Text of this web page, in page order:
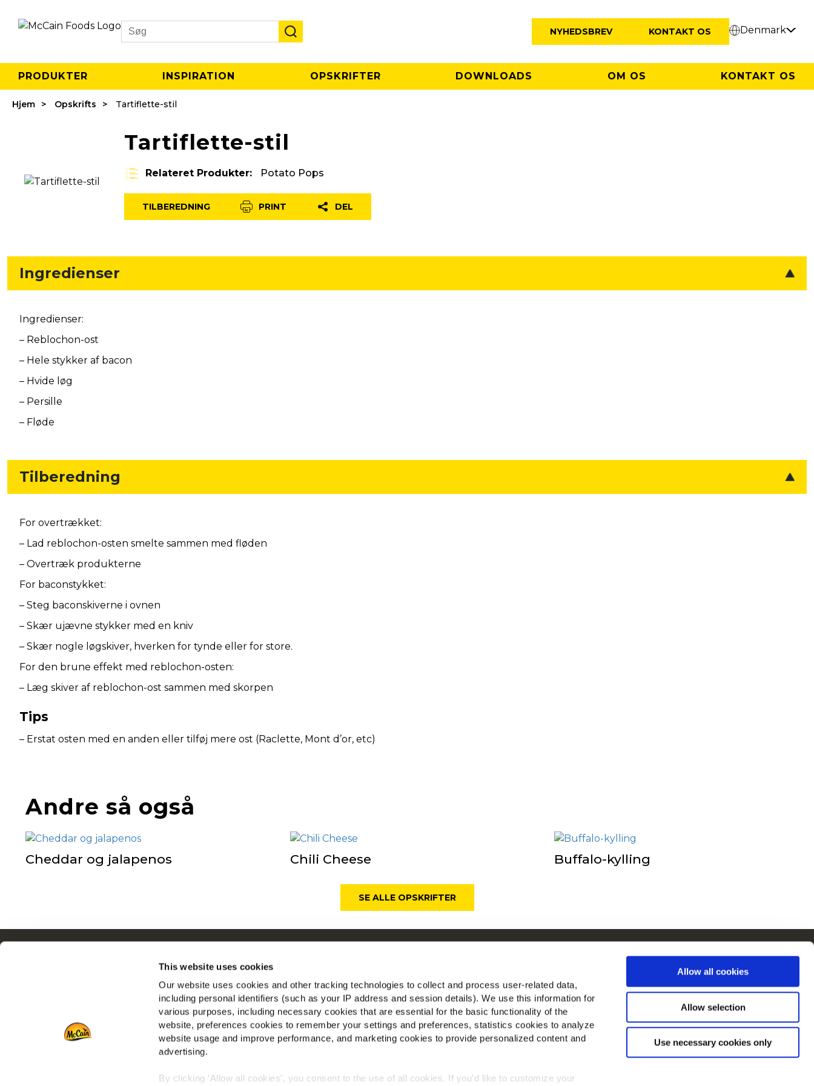
This website uses cookies
Our website uses cookies and other tracking technologies to collect and process user-related data,
including personal identifiers (such as your IP address and session details). We use this information for
various purposes, including necessary cookies that are essential for the basic functionality of the
website, preferences cookies to remember your settings and preferences, statistics cookies to analyze
website usage and improve performance, and marketing cookies to provide personalized content and
advertising.
By clicking 'Allow all cookies', you consent to the use of all cookies. If you'd like to customize your
Allow all cookies
Allow selection
Use necessary cookies only
Search
NYHEDSBREV KONTAKT OS Denmark
PRODUKTER INSPIRATION OPSKRIFTER DOWNLOADS OM OS KONTAKT OS
Hjem Opskrifts Tartiflette-stil
Tartiflette-stil
Relateret Produkter: Potato Pops
TILBEREDNING PRINT DEL
Ingredienser
Ingredienser:
– Reblochon-ost
– Hele stykker af bacon
– Hvide løg
– Persille
– Fløde
Tilberedning
For overtrækket:
– Lad reblochon-osten smelte sammen med fløden
– Overtræk produkterne
For baconstykket:
– Steg baconskiverne i ovnen
– Skær ujævne stykker med en kniv
– Skær nogle løgskiver, hverken for tynde eller for store.
For den brune effekt med reblochon-osten:
– Læg skiver af reblochon-ost sammen med skorpen
Tips
– Erstat osten med en anden eller tilføj mere ost (Raclette, Mont d’or, etc)
Andre så også
Cheddar og jalapenos Chili Cheese Buffalo-kylling
SE ALLE OPSKRIFTER
Inspiration
Downloads
Driven by Our Roots
Jobs
Find os på